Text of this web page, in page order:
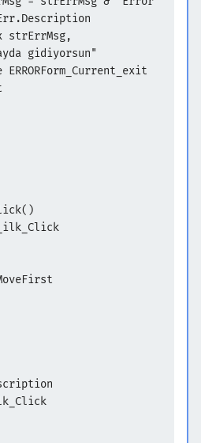
gidiyorsun"